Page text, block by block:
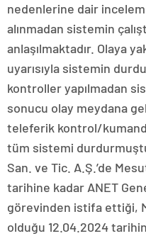
nedenlerine dair
alınmadan sistemin
anlaşılmaktadır. Olaya
uyarısıyla sistemin
kontroller yapılmadan
sonucu olay meydana
teleferik kontrol/
tüm sistemi
San. ve Tic. A.Ş.’de
tarihine kadar ANET
görevinden istifa ettiği,
olduğu 12.04.2024